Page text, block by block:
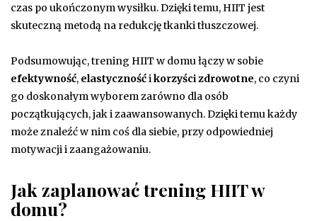
czas po ukończonym wysiłku. Dzięki temu, HIIT jest
skuteczną metodą na redukcję tkanki tłuszczowej.
Podsumowując, trening HIIT w domu łączy w sobie
efektywność, elastycznośćikorzyści zdrowotne, co czyni
go doskonałym wyborem zarówno dla osób
początkujących, jak i zaawansowanych. Dzięki temu każdy
może znaleźć w nim coś dla siebie, przy odpowiedniej
motywacji i zaangażowaniu.
Jak zaplanować trening HIIT w
domu?